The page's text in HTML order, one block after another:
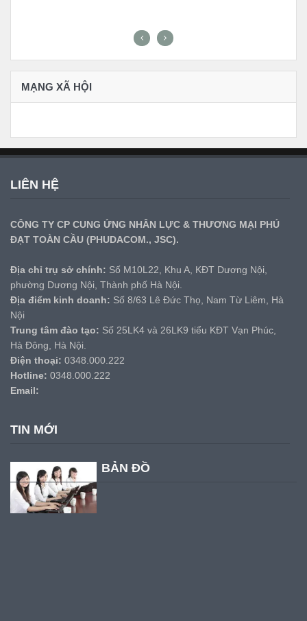
MẠNG XÃ HỘI
LIÊN HỆ
CÔNG TY CP CUNG ỨNG NHÂN LỰC & THƯƠNG MẠI PHÚ
ĐẠT TOÀN CẦU (PHUDACOM., JSC).
Địa chỉ trụ sở chính: Số M10L22, Khu A, KĐT Dương Nội,
phường Dương Nội, Thành phố Hà Nội.
Địa điểm kinh doanh: Số 8/63 Lê Đức Thọ, Nam Từ Liêm, Hà
Nội
Trung tâm đào tạo: Số 25LK4 và 26LK9 tiểu KĐT Vạn Phúc,
Hà Đông, Hà Nội.
Điện thoại: 0348.000.222
Hotline: 0348.000.222
Email:
TIN MỚI
BẢN ĐỒ